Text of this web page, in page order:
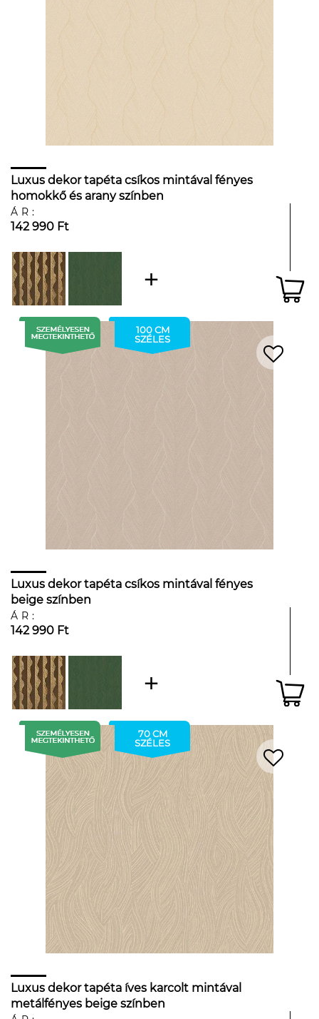
Luxus dekor tapéta csíkos mintával fényes
homokkő és arany színben
ÁR:
142 990 Ft
100 CM
SZÉLES
Luxus dekor tapéta csíkos mintával fényes
beige színben
ÁR:
142 990 Ft
70 CM
SZÉLES
Luxus dekor tapéta íves karcolt mintával
metálfényes beige színben